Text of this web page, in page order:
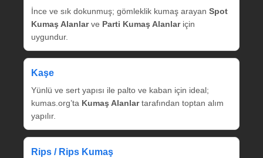
İnce ve sık dokunmuş; gömleklik kumaş arayan Spot
Kumaş Alanlarve Parti Kumaş Alanlariçin
uygundur.
Kaşe
Yünlü ve sert yapısı ile palto ve kaban için ideal;
kumas.org’ta Kumaş Alanlartarafından toptan alım
yapılır.
Rips / Rips Kumaş